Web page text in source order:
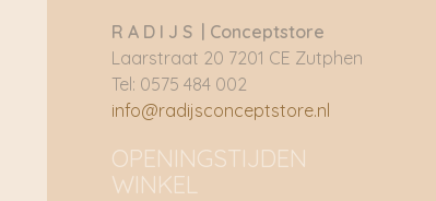
R A D I J S | Conceptstore
Laarstraat 20 7201 CE Zutphen
Tel: 0575 484 002
info@radijsconceptstore.nl
OPENINGSTIJDEN
WINKEL